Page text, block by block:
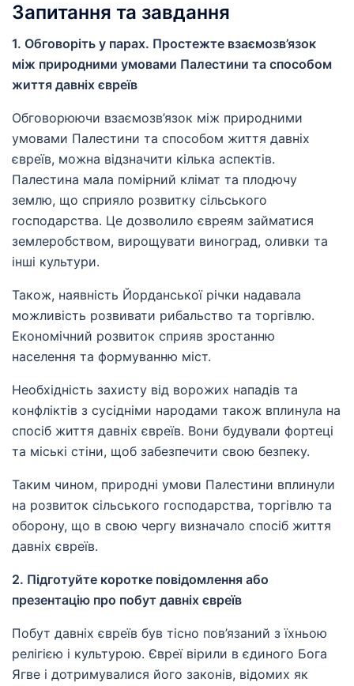
Запитання та завдання
1. Обговоріть у парах. Простежте взаємозв’язок
між природними умовами Палестини та способом
життя давніх євреїв
Обговорюючи взаємозв’язок між природними
умовами Палестини та способом життя давніх
євреїв, можна відзначити кілька аспектів.
Палестина мала помірний клімат та плодючу
землю, що сприяло розвитку сільського
господарства. Це дозволило євреям займатися
землеробством, вирощувати виноград, оливки та
інші культури.
Також, наявність Йорданської річки надавала
можливість розвивати рибальство та торгівлю.
Економічний розвиток сприяв зростанню
населення та формуванню міст.
Необхідність захисту від ворожих нападів та
конфліктів з сусідніми народами також вплинула на
спосіб життя давніх євреїв. Вони будували фортеці
та міські стіни, щоб забезпечити свою безпеку.
Таким чином, природні умови Палестини вплинули
на розвиток сільського господарства, торгівлю та
оборону, що в свою чергу визначало спосіб життя
давніх євреїв.
2. Підготуйте коротке повідомлення або
презентацію про побут давніх євреїв
Побут давніх євреїв був тісно пов’язаний з їхньою
релігією і культурою. Євреї вірили в єдиного Бога
Ягве і дотримувалися його законів, відомих як